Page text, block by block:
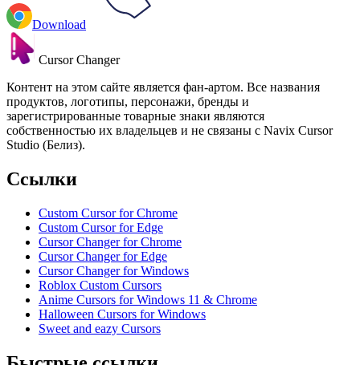
Download
Cursor Changer
Контент на этом сайте является фан-артом. Все названия
продуктов, логотипы, персонажи, бренды и
зарегистрированные товарные знаки являются
собственностью их владельцев и не связаны с Navix Cursor
Studio (Белиз).
Ссылки
Custom Cursor for Chrome
Custom Cursor for Edge
Cursor Changer for Chrome
Cursor Changer for Edge
Cursor Changer for Windows
Roblox Custom Cursors
Anime Cursors for Windows 11 & Chrome
Halloween Cursors for Windows
Sweet and eazy Cursors